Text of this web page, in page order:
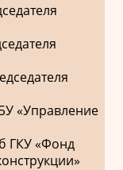
«Управление
ГКУ «Фонд